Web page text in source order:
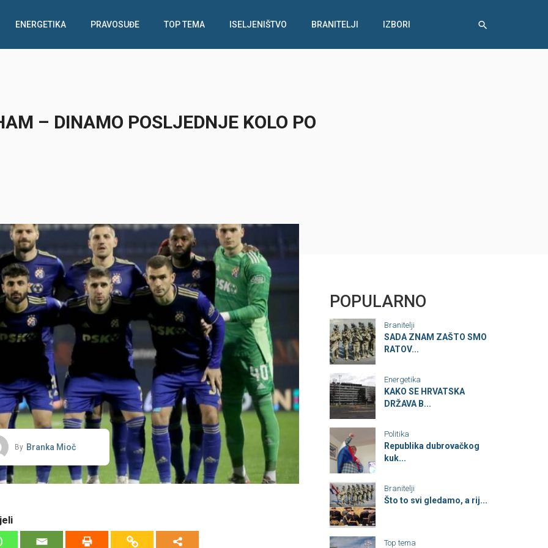
ENERGETIKA PRAVOSUĐE TOP TEMA ISELJENIŠTVO BRANITELJI IZBORI
– DINAMO POSLJEDNJE KOLO PO
By Branka Mioč
POPULARNO
Branitelji
SADA ZNAM ZAŠTO SMO
RATOV...
Energetika
KAKO SE HRVATSKA
DRŽAVA B...
Politika
Republika dubrovačkog
kuk...
Branitelji
Što to svi gledamo, a rij...
Top tema